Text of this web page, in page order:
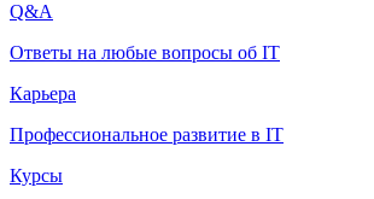
Q&A
Ответы на любые вопросы об IT
Карьера
Профессиональное развитие в IT
Курсы